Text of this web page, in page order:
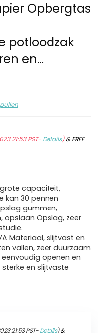
Opbergtas
potloodzak
en…
21:53 PST- Details)&FREE
capaciteit,
kan 30 pennen
gummen,
Opslag, zeer
Materiaal, slijtvast en
vallen, zeer duurzaam
eenvoudig openen en
en slijtvaste
21:53 PST-Details)&